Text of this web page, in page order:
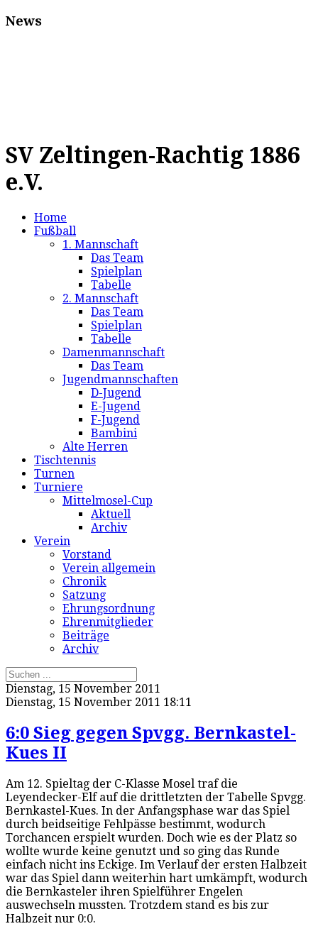
News
SV Zeltingen-Rachtig 1886
e.V.
Home
Fußball
1. Mannschaft
Das Team
Spielplan
Tabelle
2. Mannschaft
Das Team
Spielplan
Tabelle
Damenmannschaft
Das Team
Jugendmannschaften
D-Jugend
E-Jugend
F-Jugend
Bambini
Alte Herren
Tischtennis
Turnen
Turniere
Mittelmosel-Cup
Aktuell
Archiv
Verein
Vorstand
Verein allgemein
Chronik
Satzung
Ehrungsordnung
Ehrenmitglieder
Beiträge
Archiv
Dienstag, 15 November 2011
Dienstag, 15 November 2011 18:11
6:0 Sieg gegen Spvgg. Bernkastel-
Kues II
Am 12. Spieltag der C-Klasse Mosel traf die
Leyendecker-Elf auf die drittletzten der Tabelle Spvgg.
Bernkastel-Kues. In der Anfangsphase war das Spiel
durch beidseitige Fehlpässe bestimmt, wodurch
Torchancen erspielt wurden. Doch wie es der Platz so
wollte wurde keine genutzt und so ging das Runde
einfach nicht ins Eckige. Im Verlauf der ersten Halbzeit
war das Spiel dann weiterhin hart umkämpft, wodurch
die Bernkasteler ihren Spielführer Engelen
auswechseln mussten. Trotzdem stand es bis zur
Halbzeit nur 0:0.